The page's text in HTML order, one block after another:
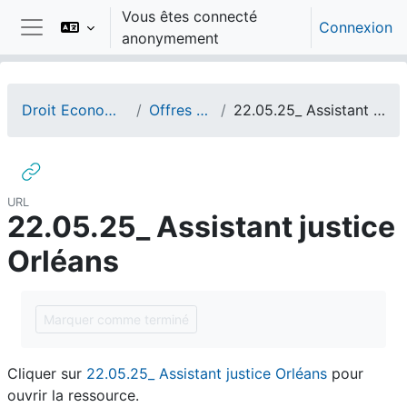
Passer au contenu principal
Panneau latéral
Vous êtes connecté
anonymement
Connexion
Droit Economie Gestion Offres d'emploi 22.05.25_ Assistant justice Orléans
URL
22.05.25_ Assistant justice
Orléans
Marquer comme terminé
Cliquer sur 22.05.25_ Assistant justice Orléans pour
ouvrir la ressource.